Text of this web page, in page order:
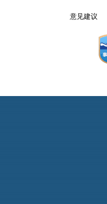
意见建议